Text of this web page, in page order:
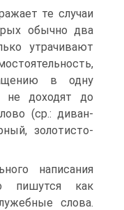
те случаи
обычно два
утрачивают
в одну
не доходят до
(ср.: диван-
золотисто-
написания
пишутся как
слова.